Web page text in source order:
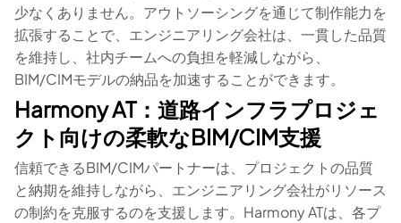
少なくありません。アウトソーシングを通じて制作能力を
拡張することで、エンジニアリング会社は、一貫した品質
を維持し、社内チームへの負担を軽減しながら、
BIM/CIMモデルの納品を加速することができます。
Harmony AT：道路インフラプロジェ
クト向けの柔軟なBIM/CIM支援
信頼できるBIM/CIMパートナーは、プロジェクトの品質
と納期を維持しながら、エンジニアリング会社がリソース
の制約を克服するのを支援します。Harmony ATは、各プ